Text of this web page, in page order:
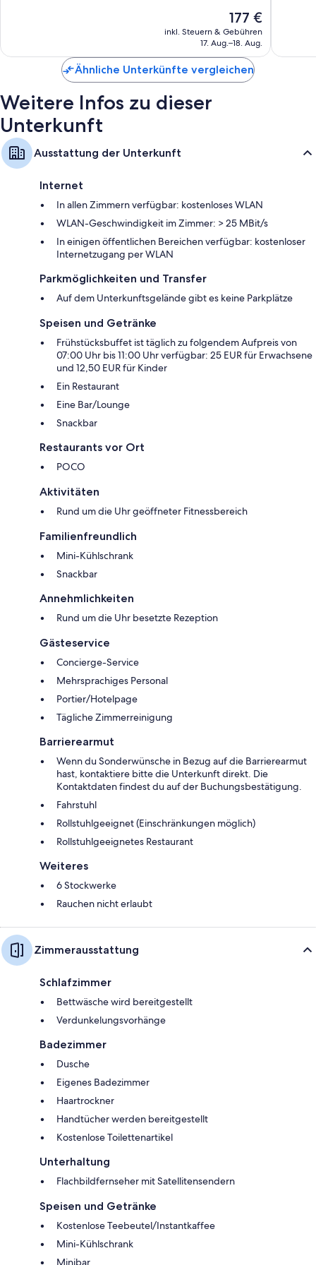
Mini-Kühlschränke, tägliche Zimmerreinigung und Schreibtisch
Der
Preis
beträgt
177 €
inkl. Steuern & Gebühren
17. Aug.–18. Aug.
Ähnliche Unterkünfte vergleichen
Weitere Infos zu dieser
Unterkunft
Ausstattung der Unterkunft
Internet
In allen Zimmern verfügbar: kostenloses WLAN
WLAN-Geschwindigkeit im Zimmer: > 25 MBit/s
In einigen öffentlichen Bereichen verfügbar: kostenloser
Internetzugang per WLAN
Parkmöglichkeiten und Transfer
Auf dem Unterkunftsgelände gibt es keine Parkplätze
Speisen und Getränke
Frühstücksbuffet ist täglich zu folgendem Aufpreis von
07:00 Uhr bis 11:00 Uhr verfügbar: 25 EUR für Erwachsene
und 12,50 EUR für Kinder
Ein Restaurant
Eine Bar/Lounge
Snackbar
Restaurants vor Ort
POCO
Aktivitäten
Rund um die Uhr geöffneter Fitnessbereich
Familienfreundlich
Mini-Kühlschrank
Snackbar
Annehmlichkeiten
Rund um die Uhr besetzte Rezeption
Gästeservice
Concierge-Service
Mehrsprachiges Personal
Portier/Hotelpage
Tägliche Zimmerreinigung
Barrierearmut
Wenn du Sonderwünsche in Bezug auf die Barrierearmut
hast, kontaktiere bitte die Unterkunft direkt. Die
Kontaktdaten findest du auf der Buchungsbestätigung.
Fahrstuhl
Rollstuhlgeeignet (Einschränkungen möglich)
Rollstuhlgeeignetes Restaurant
Weiteres
6 Stockwerke
Rauchen nicht erlaubt
Zimmerausstattung
Schlafzimmer
Bettwäsche wird bereitgestellt
Verdunkelungsvorhänge
Badezimmer
Dusche
Eigenes Badezimmer
Haartrockner
Handtücher werden bereitgestellt
Kostenlose Toilettenartikel
Unterhaltung
Flachbildfernseher mit Satellitensendern
Speisen und Getränke
Kostenlose Teebeutel/Instantkaffee
Mini-Kühlschrank
Minibar